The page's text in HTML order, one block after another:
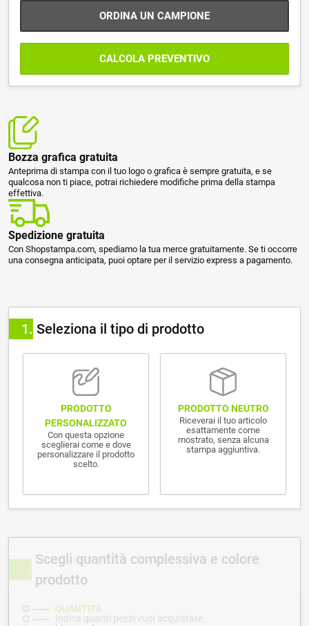
ORDINA UN CAMPIONE
CALCOLA PREVENTIVO
Bozza grafica gratuita
Anteprima di stampa con il tuo logo o grafica è sempre gratuita, e se
qualcosa non ti piace, potrai richiedere modifiche prima della stampa
effettiva.
Spedizione gratuita
Con Shopstampa.com, spediamo la tua merce gratuitamente. Se ti occorre
una consegna anticipata, puoi optare per il servizio express a pagamento.
1 Seleziona il tipo di prodotto
PRODOTTO
PERSONALIZZATO
Con questa opzione
sceglierai come e dove
personalizzare il prodotto
scelto.
PRODOTTO NEUTRO
Riceverai il tuo articolo
esattamente come
mostrato, senza alcuna
stampa aggiuntiva.
Scegli quantità complessiva e colore
prodotto
QUANTITÀ
Indica quanti pezzi vuoi acquistare.